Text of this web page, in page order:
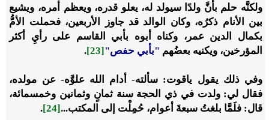
ولكنَّه حلم بأنَّ ولدًا سيولد له، يعلو قدره، ويعظم أمره، ويشيع
بين الأنام ذكرُه، وكان الوالد قد جاوز الأربعين، فحملت الأمُّ
بكمال الدين عمر، وكناه أبوه بأبي القاسم على رأيِ أكثر
المؤرخين، ويكنيه بعضُهم "بأبي حفص" [23]
.
وفي ذلك يقول ياقوت: سألته- أدام الله علوَّه- عن مولده،
فقال لي: ولدت في ذي الحجة سنة ثمانٍ وثمانين وخمسمائة،
قال: فلَمَّا بلغتُ سبعةَ أعوام، حُمِلْت إلى المكتب...[24]
.